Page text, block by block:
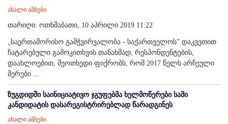
ახალი ამბები
თარიღი: ოთხშაბათი, 10 აპრილი 2019 11:22
„საერთაშორისო გამჭვირვალობა - საქართველოს” დაკვეთით
ჩატარებული გამოკითხვის თანახმად, რესპონდენტების,
დაახლოებით, მეოთხედი ფიქრობს, რომ 2017 წელს არჩეული
მერები ...
ზუგდიდში საინიციატივო ჯგუფებმა ხელმოწერები სამი
კანდიდატის დასარეგისტრირებლად წარადგინეს
ახალი ამბები